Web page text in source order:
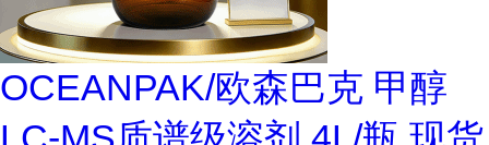
OCEANPAK/欧森巴克 甲醇